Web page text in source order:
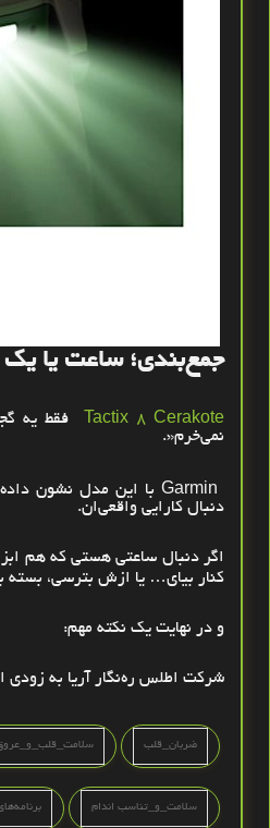
جمع‌بندی؛ ساعت یا یک
Tactix 8 Cerakote
فقط یه
نمی‌خرم.»
Garmin با این مدل نشون
دنبال کارایی واقعی‌ان.
اگر دنبال ساعتی هستی که هم
کنار بیای… یا ازش بترسی، بسته
و در نهایت یک نکته مهم:
شرکت اطلس ره‌نگار آریا به
ضربان_قلب
سلامت_و_تناسب اندام